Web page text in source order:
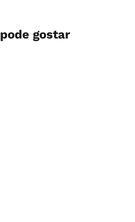
pode gostar